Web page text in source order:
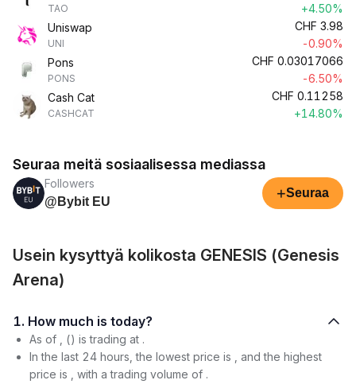
TAO
+4.50%
Uniswap
UNI
CHF 3.98
-0.90%
Pons
PONS
CHF 0.03017066
-6.50%
Cash Cat
CASHCAT
CHF 0.11258
+14.80%
Seuraa meitä sosiaalisessa mediassa
Followers
@Bybit EU
+Seuraa
Usein kysyttyä kolikosta GENESIS (Genesis
Arena)
1. How much is today?
As of , () is trading at .
In the last 24 hours, the lowest price is , and the highest
price is , with a trading volume of .